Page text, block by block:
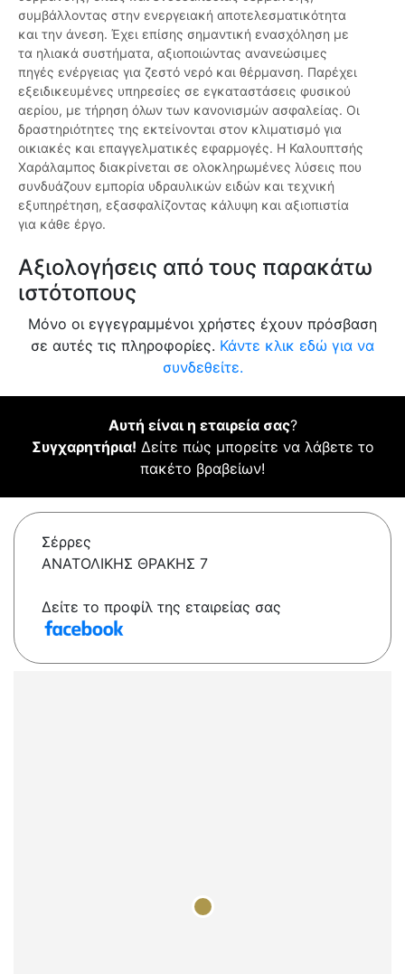
συμβάλλοντας στην ενεργειακή αποτελεσματικότητα
και την άνεση. Έχει επίσης σημαντική ενασχόληση με
τα ηλιακά συστήματα, αξιοποιώντας ανανεώσιμες
πηγές ενέργειας για ζεστό νερό και θέρμανση. Παρέχει
εξειδικευμένες υπηρεσίες σε εγκαταστάσεις φυσικού
αερίου, με τήρηση όλων των κανονισμών ασφαλείας. Οι
δραστηριότητες της εκτείνονται στον κλιματισμό για
οικιακές και επαγγελματικές εφαρμογές. Η Καλουπτσής
Χαράλαμπος διακρίνεται σε ολοκληρωμένες λύσεις που
συνδυάζουν εμπορία υδραυλικών ειδών και τεχνική
εξυπηρέτηση, εξασφαλίζοντας κάλυψη και αξιοπιστία
για κάθε έργο.
Αξιολογήσεις από τους παρακάτω
ιστότοπους
Μόνο οι εγγεγραμμένοι χρήστες έχουν πρόσβαση
σε αυτές τις πληροφορίες. Κάντε κλικ εδώ για να
συνδεθείτε.
Αυτή είναι η εταιρεία σας?
Συγχαρητήρια! Δείτε πώς μπορείτε να λάβετε το
πακέτο βραβείων!
Σέρρες
ΑΝΑΤΟΛΙΚΗΣ ΘΡΑΚΗΣ 7
Δείτε το προφίλ της εταιρείας σας